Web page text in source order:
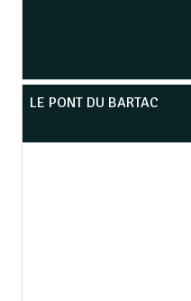
LE PONT DU BARTAC